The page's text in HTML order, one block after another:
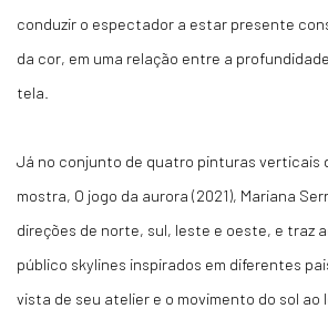
conduzir o espectador a estar presente
da cor, em uma relação entre a
tela.
Já no conjunto de quatro pinturas verticais
mostra, O jogo da aurora (2021), Mariana
direções de norte, sul, leste e oeste, e traz
público skylines inspirados em diferentes
vista de seu atelier e o movimento do sol ao